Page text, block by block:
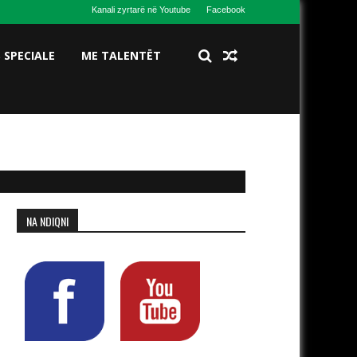
Kanali zyrtarë në Youtube Facebook
SPECIALE ME TALENTËT
NA NDIQNI